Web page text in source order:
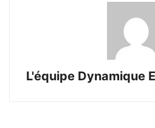
L'équipe Dynamique